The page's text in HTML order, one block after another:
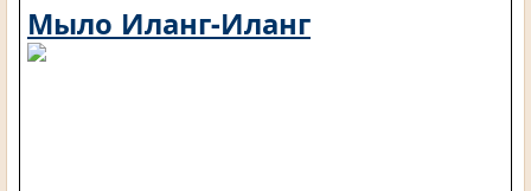
Мыло Иланг-Иланг